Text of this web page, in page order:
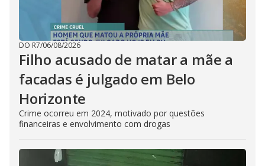
DO R7/06/08/2026
Filho acusado de matar a mãe a
facadas é julgado em Belo
Horizonte
Crime ocorreu em 2024, motivado por questões
financeiras e envolvimento com drogas